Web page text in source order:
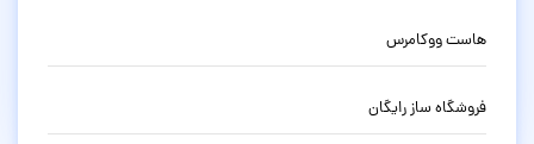
هاست ووکامرس
فروشگاه ساز رایگان